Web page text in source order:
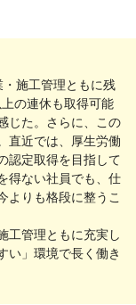
・施工管理ともに残
の連休も取得可能
じた。さらに、この
直近では、厚生労働
認定取得を目指して
得ない社員でも、仕
よりも格段に整うこ
工管理ともに充実し
い」環境で長く働き